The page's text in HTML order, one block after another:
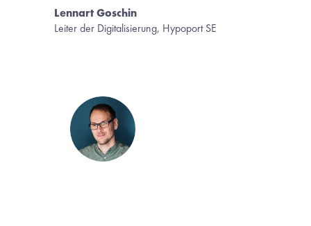
Lennart Goschin
Leiter der Digitalisierung, Hypoport SE